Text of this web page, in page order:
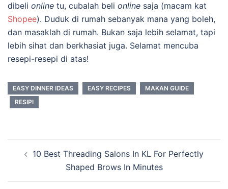
dibeli online tu, cubalah beli online saja (macam kat
Shopee). Duduk di rumah sebanyak mana yang boleh,
dan masaklah di rumah. Bukan saja lebih selamat, tapi
lebih sihat dan berkhasiat juga. Selamat mencuba
resepi-resepi di atas!
EASY DINNER IDEAS EASY RECIPES
MAKAN GUIDE
RESIPI
navigation
10 Best Threading Salons In KL For Perfectly
Shaped Brows In Minutes